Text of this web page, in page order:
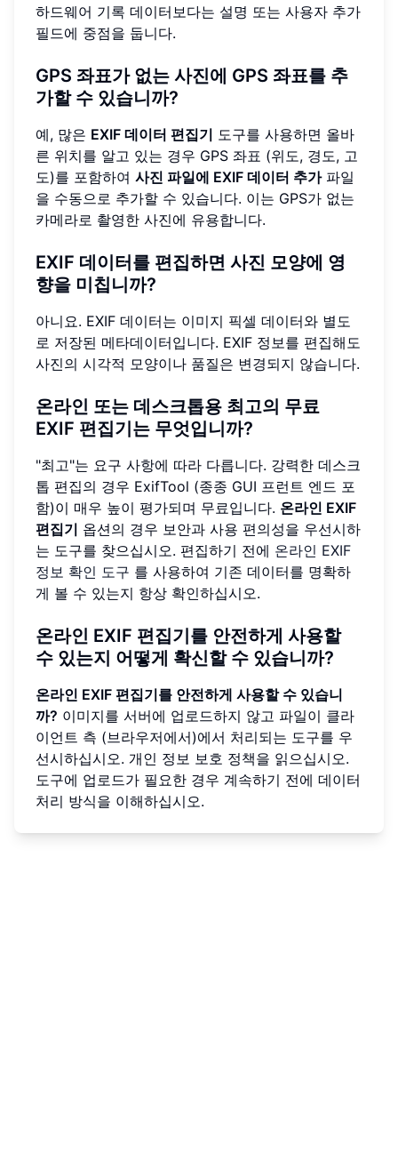
하드웨어 기록 데이터보다는 설명 또는 사용자 추가
필드에 중점을 둡니다.
GPS 좌표가 없는 사진에 GPS 좌표를 추
가할 수 있습니까?
예, 많은 EXIF 데이터 편집기 도구를 사용하면 올바
른 위치를 알고 있는 경우 GPS 좌표 (위도, 경도, 고
도)를 포함하여 사진 파일에 EXIF 데이터 추가파일
을 수동으로 추가할 수 있습니다. 이는 GPS가 없는
카메라로 촬영한 사진에 유용합니다.
EXIF 데이터를 편집하면 사진 모양에 영
향을 미칩니까?
아니요. EXIF 데이터는 이미지 픽셀 데이터와 별도
로 저장된 메타데이터입니다. EXIF 정보를 편집해도
사진의 시각적 모양이나 품질은 변경되지 않습니다.
온라인 또는 데스크톱용 최고의 무료
EXIF 편집기는 무엇입니까?
"최고"는 요구 사항에 따라 다릅니다. 강력한 데스크
톱 편집의 경우 ExifTool (종종 GUI 프런트 엔드 포
함)이 매우 높이 평가되며 무료입니다. 온라인 EXIF
편집기 옵션의 경우 보안과 사용 편의성을 우선시하
는 도구를 찾으십시오. 편집하기 전에 온라인 EXIF
정보 확인 도구 를 사용하여 기존 데이터를 명확하
게 볼 수 있는지 항상 확인하십시오.
온라인 EXIF 편집기를 안전하게 사용할
수 있는지 어떻게 확신할 수 있습니까?
온라인 EXIF 편집기를 안전하게 사용할 수 있습니
까? 이미지를 서버에 업로드하지 않고 파일이 클라
이언트 측 (브라우저에서)에서 처리되는 도구를 우
선시하십시오. 개인 정보 보호 정책을 읽으십시오.
도구에 업로드가 필요한 경우 계속하기 전에 데이터
처리 방식을 이해하십시오.